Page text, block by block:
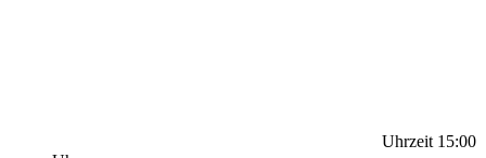
Uhrzeit 15:00